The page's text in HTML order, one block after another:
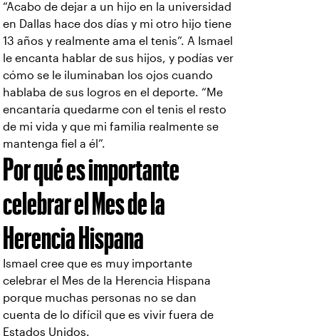
“Acabo de dejar a un hijo en la universidad
en Dallas hace dos días y mi otro hijo tiene
13 años y realmente ama el tenis”. A Ismael
le encanta hablar de sus hijos, y podías ver
cómo se le iluminaban los ojos cuando
hablaba de sus logros en el deporte. “Me
encantaría quedarme con el tenis el resto
de mi vida y que mi familia realmente se
mantenga fiel a él”.
Por qué es importante
celebrar el Mes de la
Herencia Hispana
Ismael cree que es muy importante
celebrar el Mes de la Herencia Hispana
porque muchas personas no se dan
cuenta de lo difícil que es vivir fuera de
Estados Unidos.